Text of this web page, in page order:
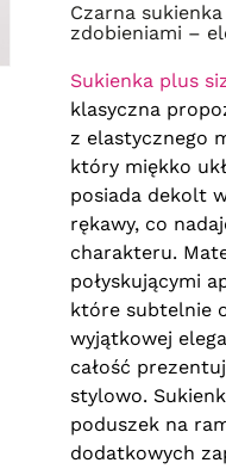
Czarna sukienka midi z połyskującymi
zdobieniami –
Sukienka plus
klasyczna
z elastycznego
który miękko
posiada dekolt
rękawy, co
charakteru.
połyskującymi
które subtelnie
wyjątkowej
całość
stylowo.
poduszek na
dodatkowych